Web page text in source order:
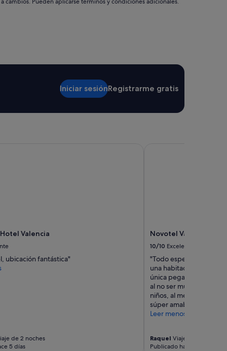
cambios. Pueden aplicarse términos y condiciones adicionales.
Iniciar sesiónRegistrarme gratis
Valencia
ubicación fantástica"
de 2 noches
5 días
Novotel Valencia
10/10 Excelente
"Todo espectacular,
una habitación mejor y
única pega es que en la
al no ser muy grande
niños, al menos
súper amable de las
Leer menos
Raquel Viaje de 1 noche
Publicado hace 7 días